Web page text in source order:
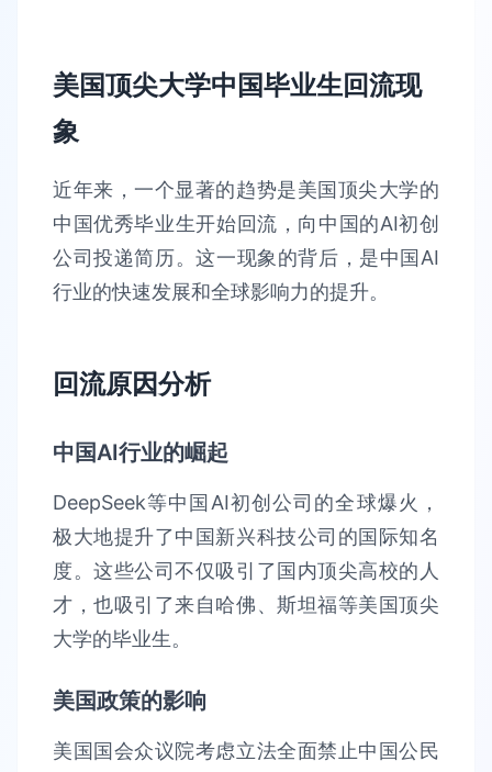
美国顶尖大学中国毕业生回流现
象
近年来，一个显著的趋势是美国顶尖大学的
中国优秀毕业生开始回流，向中国的AI初创
公司投递简历。这一现象的背后，是中国AI
行业的快速发展和全球影响力的提升。
回流原因分析
中国AI行业的崛起
DeepSeek等中国AI初创公司的全球爆火，
极大地提升了中国新兴科技公司的国际知名
度。这些公司不仅吸引了国内顶尖高校的人
才，也吸引了来自哈佛、斯坦福等美国顶尖
大学的毕业生。
美国政策的影响
美国国会众议院考虑立法全面禁止中国公民